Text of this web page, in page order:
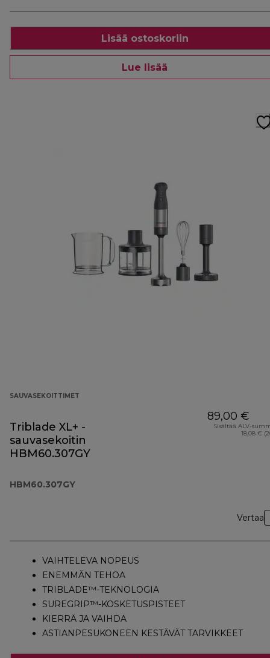
Lisää ostoskoriin
Lue lisää
SAUVASEKOITTIMET
Triblade XL+ -
sauvasekoitin
HBM60.307GY
HBM60.307GY
89,00 €
Sisältää ALV-
18,08 €
Vertaa
VAIHTELEVA NOPEUS
ENEMMÄN TEHOA
TRIBLADE™-TEKNOLOGIA
SUREGRIP™-KOSKETUSPISTEET
KIERRÄ JA VAIHDA
ASTIANPESUKONEEN KESTÄVÄT TARVIKKEET